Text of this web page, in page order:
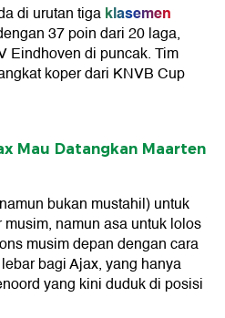
di urutan tigaklasemen
37 poin dari 20 laga,
Eindhoven di puncak. Tim
koper dari KNVB Cup
Mau Datangkan Maarten
bukan mustahil) untuk
namun asa untuk lolos
musim depan dengan cara
bagi Ajax, yang hanya
yang kini duduk di posisi